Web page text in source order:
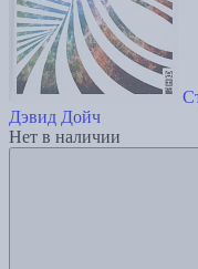
Дэвид Дойч
Нет в наличии